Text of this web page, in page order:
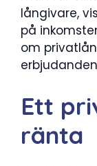
långivare,
på
om
Ett
ränta